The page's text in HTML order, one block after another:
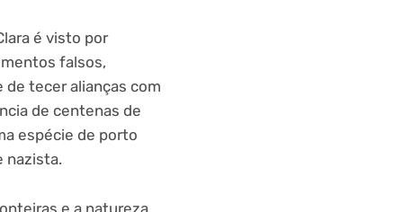
é visto por
falsos,
de tecer alianças com
de centenas de
espécie de porto
nazista.